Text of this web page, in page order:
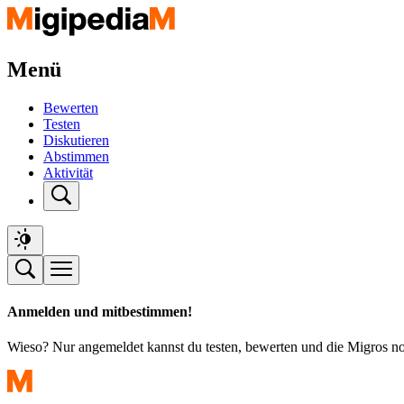
Menü
Bewerten
Testen
Diskutieren
Abstimmen
Aktivität
Anmelden und mitbestimmen!
Wieso? Nur angemeldet kannst du testen, bewerten und die Migros